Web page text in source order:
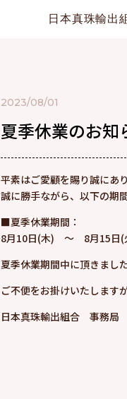
日本真珠輸出
2023/08/01
夏季休業のお知
平素はご愛顧を賜り誠にあ
誠に勝手ながら、以下の期
■夏季休業期間：
8月10日(木) ～ 8月15日(
夏季休業期間中に頂きまし
ご不便をお掛けいたします
日本真珠輸出組合 事務局